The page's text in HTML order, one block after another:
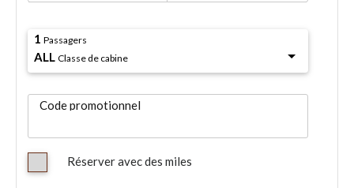
1 Passagers
ALL Classe de cabine
Code promotionnel
Réserver avec des miles